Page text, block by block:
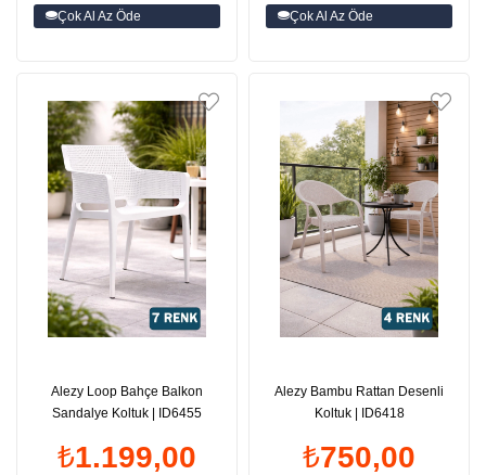
Çok Al Az Öde Çok Al Az Öde
Alezy Loop Bahçe Balkon
Sandalye Koltuk | ID6455
₺1.199,00
Alezy Bambu Rattan Desenli
Koltuk | ID6418
₺750,00